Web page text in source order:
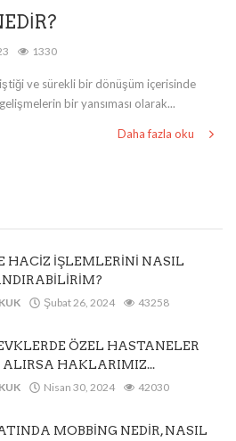
1330
ve sürekli bir dönüşüm içerisinde
bir yansıması olarak...
Daha fazla oku
HACİZ İŞLEMLERİNİ NASIL
Şubat 26, 2024 43258
ÖZEL HASTANELER
ALIRSA HAKLARIMIZ...
Nisan 30, 2024 42030
MOBBİNG NEDİR, NASIL